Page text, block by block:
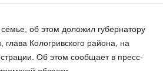
об этом доложил губернатору
Кологривского района, на
Об этом сообщает в пресс-